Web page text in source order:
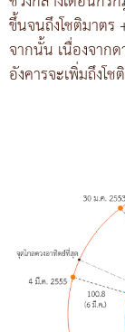
ขึ้นจนถึงโชติมาตร
จากนั้น เนื่องจาก
อังคารจะเพิ่มถึงโ